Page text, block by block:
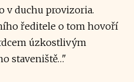
v duchu provizoria.
ředitele o tom hovoří
úzkostlivým
staveniště…"